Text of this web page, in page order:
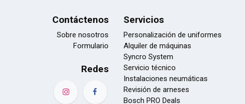
Contáctenos
Sobre nosotros
Formulario
Redes
Servicios
Personalización de uniformes
Alquiler de máquinas
Syncro System
Servicio técnico
Instalaciones neumáticas
Revisión de arneses
Bosch PRO Deals